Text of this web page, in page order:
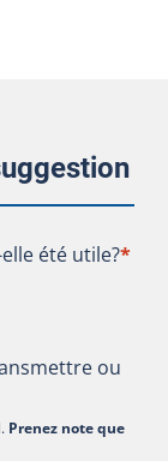
elle été utile?
été utile?*
ou
Prenez note que